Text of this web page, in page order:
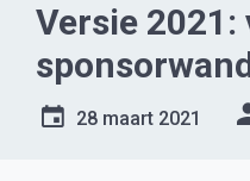
Versie
28 maart 2021